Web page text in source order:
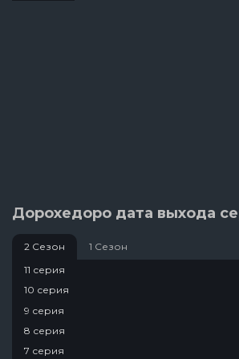
Дорохедоро дата выхода
2 Сезон
1 Сезон
11 серия
10 серия
9 серия
8 серия
7 серия